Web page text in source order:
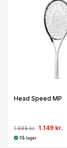
Head Speed MP
1.999 kr. 1.149 kr.
På lager